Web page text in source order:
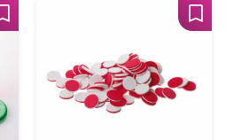
Lägg till i favoriter